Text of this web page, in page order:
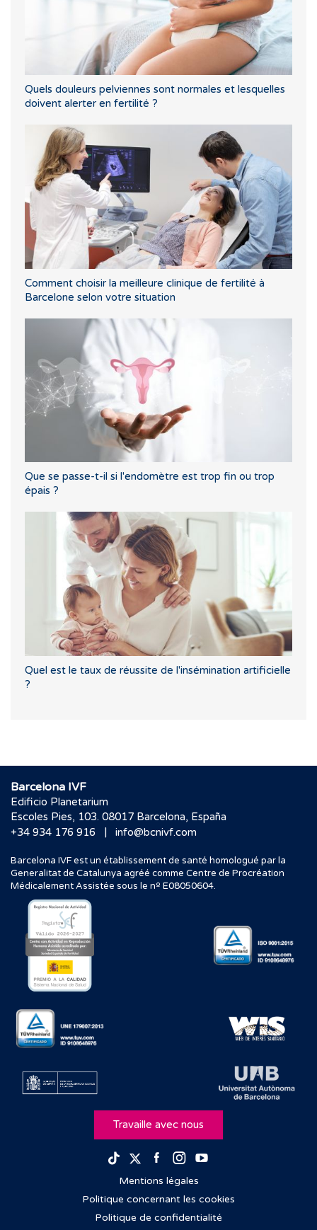
Quels douleurs pelviennes sont normales et lesquelles
doivent alerter en fertilité ?
Comment choisir la meilleure clinique de fertilité à
Barcelone selon votre situation
Que se passe-t-il si l'endomètre est trop fin ou trop
épais ?
Quel est le taux de réussite de l'insémination artificielle
?
Barcelona IVF
Edificio Planetarium
Escoles Pies, 103. 08017 Barcelona, España
+34 934 176 916
| info@bcnivf.com
Barcelona IVF est un établissement de santé homologué par la
Generalitat de Catalunya agréé comme Centre de Procréation
Médicalement Assistée sous le nº E08050604.
Travaille avec nous
TikTokTwitterFacebook
Instagram
Mentions légales
Politique concernant les cookies
Politique de confidentialité